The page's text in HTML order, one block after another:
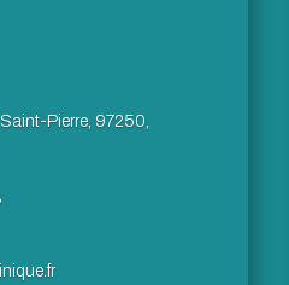
Pierre, 97250,